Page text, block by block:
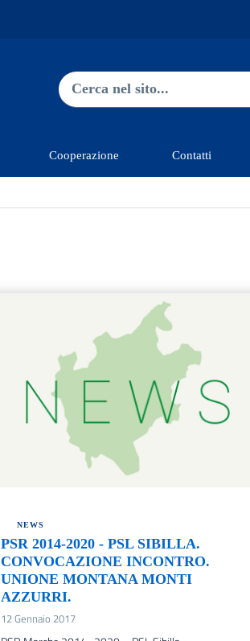
Ricerca nel sito
Cooperazione Contatti
NEWS
PSR 2014-2020 - PSL SIBILLA.
CONVOCAZIONE INCONTRO.
UNIONE MONTANA MONTI
AZZURRI.
12 Gennaio 2017